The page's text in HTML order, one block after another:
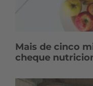
Mais de cinco
cheque